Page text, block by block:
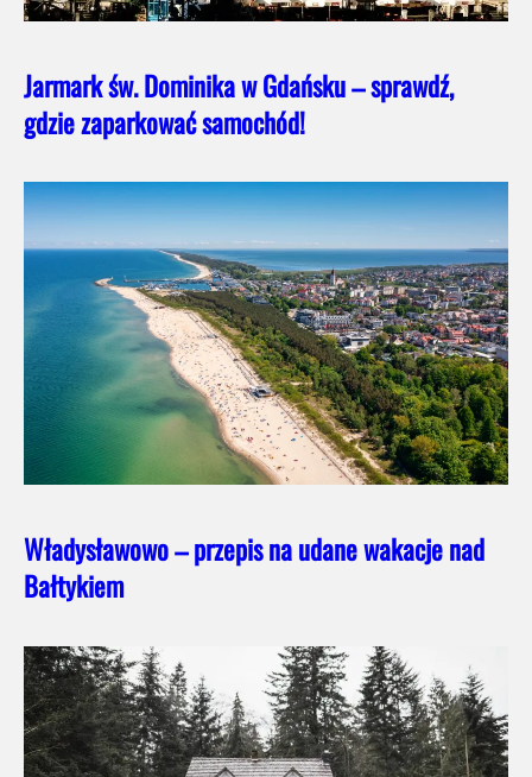
Jarmark św. Dominika w Gdańsku – sprawdź,
gdzie zaparkować samochód!
Władysławowo – przepis na udane wakacje nad
Bałtykiem